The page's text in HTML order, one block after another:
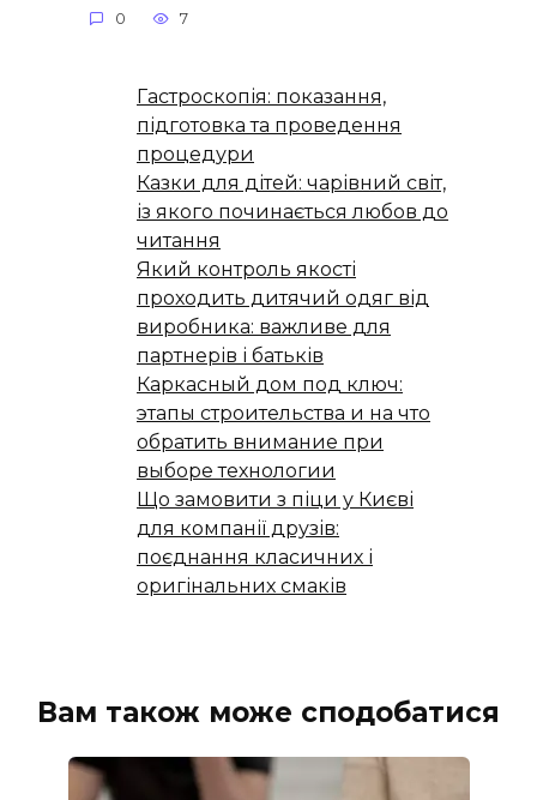
0 7
Гастроскопія: показання,
підготовка та проведення
процедури
Казки для дітей: чарівний світ,
із якого починається любов до
читання
Який контроль якості
проходить дитячий одяг від
виробника: важливе для
партнерів і батьків
Каркасный дом под ключ:
этапы строительства и на что
обратить внимание при
выборе технологии
Що замовити з піци у Києві
для компанії друзів:
поєднання класичних і
оригінальних смаків
Вам також може сподобатися